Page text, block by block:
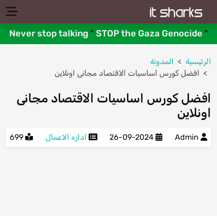
Never stop talking " STOP the Gaza Genocide "
الرئيسية
المدونة
افضل كورس اساسيات الاقتصاد مجانى اونلاين
افضل كورس اساسيات الاقتصاد مجانى
اونلاين
26-09-2024 اداره الاعمال 699